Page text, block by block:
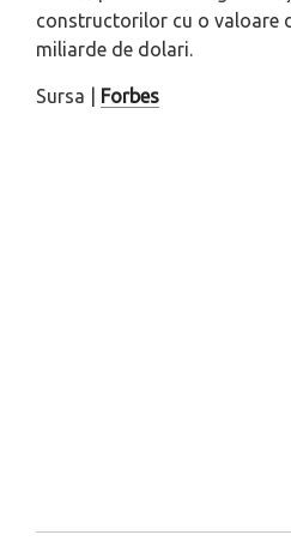
constructorilor cu o valoare
miliarde de dolari.
Sursa | Forbes